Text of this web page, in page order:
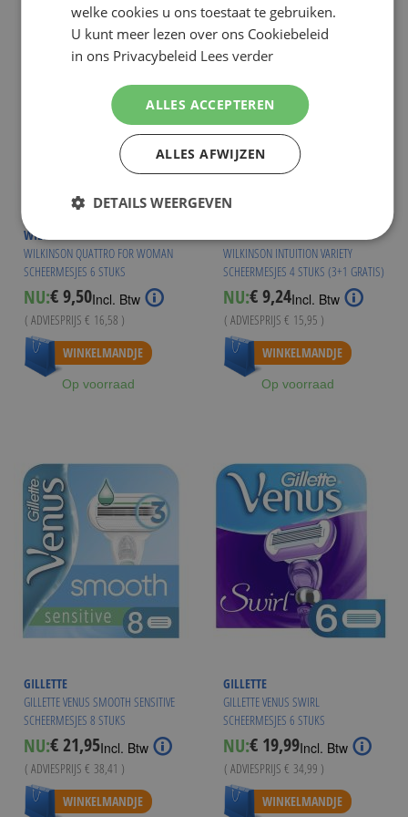
WILKINSON
WILKINSON QUATTRO FOR WOMAN
SCHEERMESJES 6 STUKS
NU:Special
Price
€ 9,50Incl. Btw
( ADVIESPRIJS € 16,58 )
Vanaf € 8,99
WINKELMANDJE
Op voorraad
WILKINSON INTUITION VARIETY
SCHEERMESJES 4 STUKS (3+1 GRATIS)
NU:Special
Price
€ 9,24Incl. Btw
( ADVIESPRIJS € 15,95 )
Vanaf € 8,99
WINKELMANDJE
Op voorraad
GILLETTE
GILLETTE VENUS SMOOTH SENSITIVE
SCHEERMESJES 8 STUKS
NU:Special
Price
€ 21,95Incl. Btw
( ADVIESPRIJS € 38,41 )
Vanaf € 20,95
WINKELMANDJE
GILLETTE
GILLETTE VENUS SWIRL
SCHEERMESJES 6 STUKS
NU:Special
Price
€ 19,99Incl. Btw
( ADVIESPRIJS € 34,99 )
WINKELMANDJE
welke cookies u ons toestaat te gebruiken.
U kunt meer lezen over ons Cookiebeleid
in ons Privacybeleid Lees verder
ALLES ACCEPTEREN
ALLES AFWIJZEN
DETAILS WEERGEVEN